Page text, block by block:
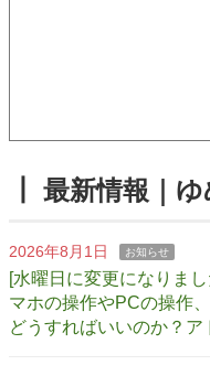
┃ 最新情報｜
2026年8月1日 お知らせ
[水曜日に変更になりま
マホの操作やPCの操作
どうすればいいのか？ア